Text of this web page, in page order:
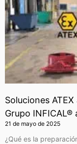
Soluciones
Grupo INFICAL®
21 de mayo de 2025
¿Qué es la